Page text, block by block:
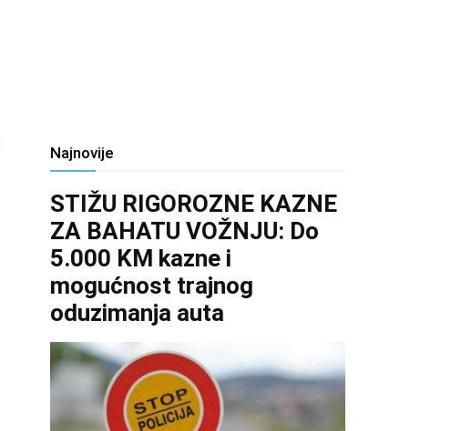
Najnovije
STIŽU RIGOROZNE KAZNE
ZA BAHATU VOŽNJU: Do
5.000 KM kazne i
mogućnost trajnog
oduzimanja auta